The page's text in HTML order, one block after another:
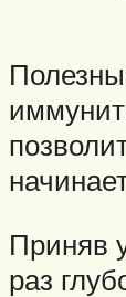
Приняв
раз